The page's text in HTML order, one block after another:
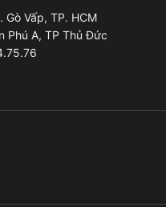
mạnh hơn gấp 3 lần
tăng khả năng quan
thiết khi di chuyển
sự cá tính: Bóng đèn
đèn pha cos ô tô phổ
Gò Vấp, TP. HCM
Phú A, TP Thủ Đức